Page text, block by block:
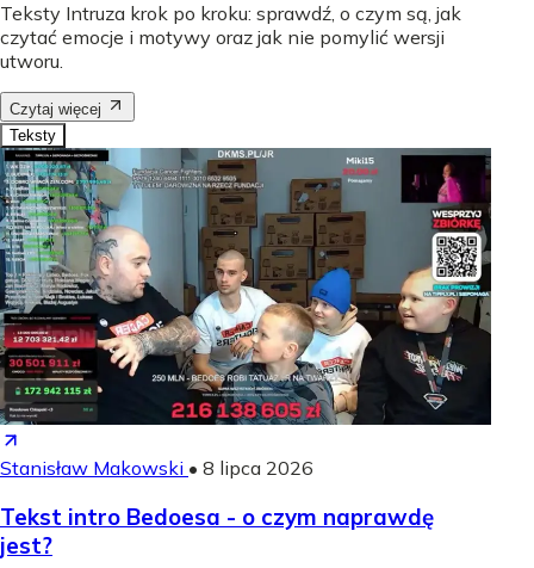
Teksty Intruza krok po kroku: sprawdź, o czym są, jak
czytać emocje i motywy oraz jak nie pomylić wersji
utworu.
Czytaj więcej
Teksty
Stanisław Makowski • 8 lipca 2026
Tekst intro Bedoesa - o czym naprawdę
jest?